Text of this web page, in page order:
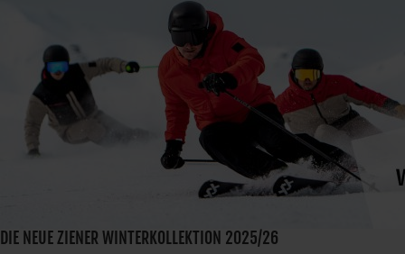
DIE NEUE ZIENER WINTERKOLLEKTION 2025/26